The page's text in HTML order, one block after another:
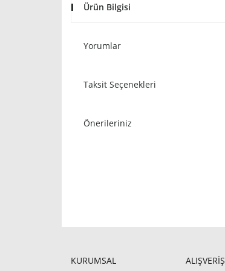
Ürün Bilgisi
Yorumlar
Taksit Seçenekleri
Önerileriniz
KURUMSAL ALIŞVERİŞ